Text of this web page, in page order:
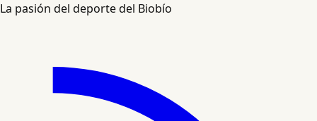
La pasión del deporte del Biobío